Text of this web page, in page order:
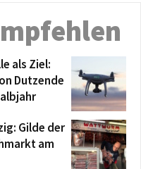
als Ziel:
Dutzende
Gilde der
am